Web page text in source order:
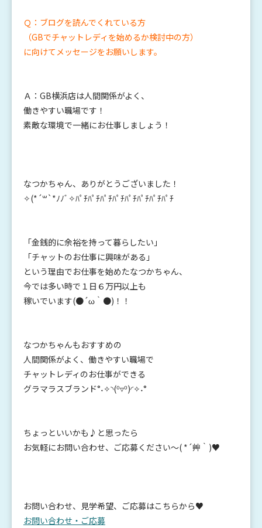
Ｑ：ブログを読んでくれている方
（GBでチャットレディを始めるか検討中の方）
に向けてメッセージをお願いします。
Ａ：GB横浜店は人間関係がよく、
働きやすい職場です！
素敵な環境で一緒にお仕事しましょう！
なつかちゃん、ありがとうございました！
✧(*´꒳`*ﾉﾉﾞ✧ﾊﾟﾁﾊﾟﾁﾊﾟﾁﾊﾟﾁﾊﾟﾁﾊﾟﾁﾊﾟﾁﾊﾟﾁ
「金銭的に余裕を持って暮らしたい」
「チャットのお仕事に興味がある」
という理由でお仕事を始めたなつかちゃん、
今では多い時で１日６万円以上も
稼いでいます(●´ω｀●)！！
なつかちゃんもおすすめの
人間関係がよく、働きやすい職場で
チャットレディのお仕事ができる
グラマラスブランド°˖✧◝(⁰▿⁰)◜✧˖°
ちょっといいかも♪と思ったら
お気軽にお問い合わせ、ご応募ください～( *´艸｀)♥
お問い合わせ、見学希望、ご応募はこちらから♥
お問い合わせ・ご応募